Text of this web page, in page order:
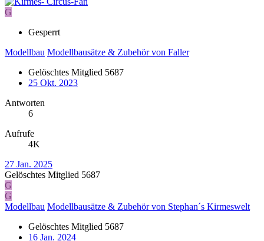
G
Gesperrt
Modellbau Modellbausätze & Zubehör von Faller
Gelöschtes Mitglied 5687
25 Okt. 2023
Antworten
6
Aufrufe
4K
27 Jan. 2025
Gelöschtes Mitglied 5687
G
G
Modellbau Modellbausätze & Zubehör von Stephan´s Kirmeswelt
Gelöschtes Mitglied 5687
16 Jan. 2024